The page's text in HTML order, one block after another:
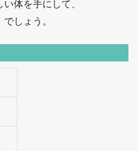
体を手にして、
しょう。